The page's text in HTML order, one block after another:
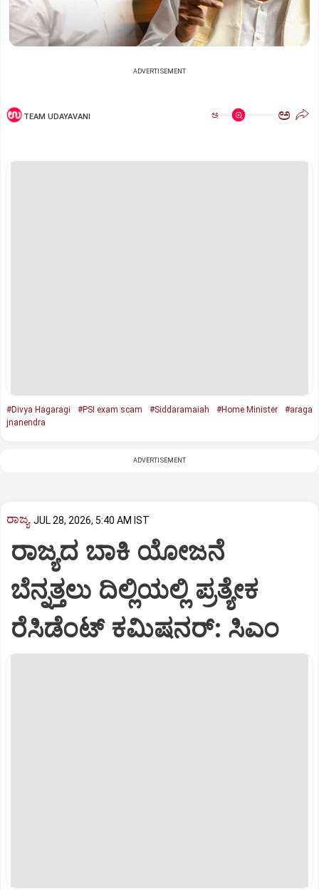
ADVERTISEMENT
TEAM UDAYAVANI ಅ ಅ
#Divya Hagaragi #PSI exam scam #Siddaramaiah #Home Minister
#araga
jnanendra
ADVERTISEMENT
ರಾಜ್ಯ JUL 28, 2026, 5:40 AM IST
ರಾಜ್ಯದ ಬಾಕಿ ಯೋಜನೆ
ಬೆನ್ನತ್ತಲು ದಿಲ್ಲಿಯಲ್ಲಿ ಪ್ರತ್ಯೇಕ
ರೆಸಿಡೆಂಟ್‌ ಕಮಿಷನರ್‌: ಸಿಎಂ